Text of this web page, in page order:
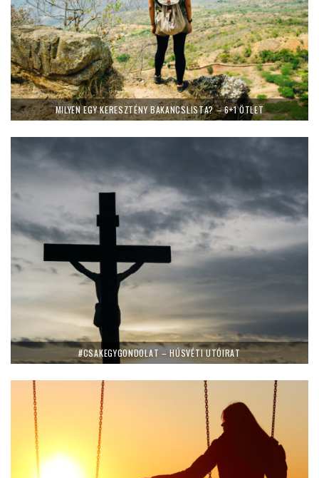
MILYEN EGY KERESZTÉNY BAKANCSLISTA? – 6+1 ÖTLET
#CSAKEGYGONDOLAT – HÚSVÉTI UTÓIRAT